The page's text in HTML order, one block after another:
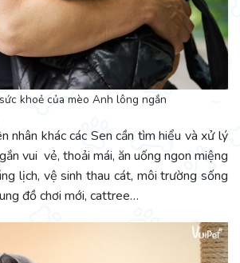
khoẻ của mèo Anh lông ngắn
nhân khác các Sen cần tìm hiểu và xử lý
vui vẻ, thoải mái, ăn uống ngon miệng
lịch, vệ sinh thau cát, môi trường sống
đồ chơi mới, cattree…